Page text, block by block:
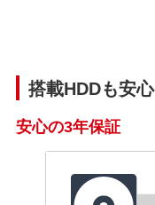
搭載HDDも安心
安心の3年保証